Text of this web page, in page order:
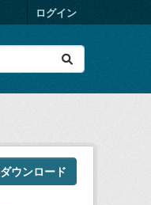
ログイン
ダウンロード